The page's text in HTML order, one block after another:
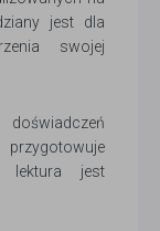
jest dla
swojej
lektura jest